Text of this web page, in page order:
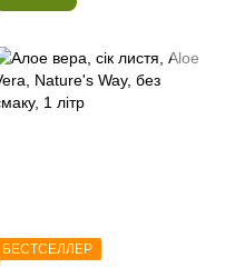
БЕСТСЕЛЛЕР